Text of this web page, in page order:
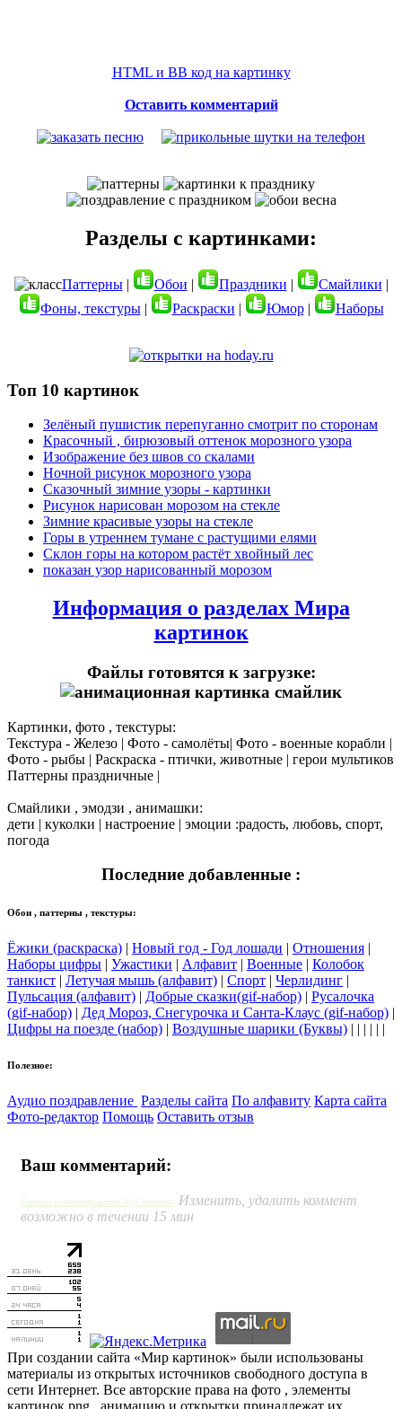
HTML и BB код на картинку
Оставить комментарий
Разделы с картинками:
Паттерны| Обои | Праздники | Смайлики |
Фоны, текстуры| Раскраски | Юмор| Наборы
Топ 10 картинок
Зелёный пушистик перепуганно смотрит по сторонам
Красочный , бирюзовый оттенок морозного узора
Изображение без швов со скалами
Ночной рисунок морозного узора
Сказочный зимние узоры - картинки
Рисунок нарисован морозом на стекле
Зимние красивые узоры на стекле
Горы в утреннем тумане с растущими елями
Склон горы на котором растёт хвойный лес
показан узор нарисованный морозом
Информация о разделах Мира
картинок
Файлы готовятся к загрузке:
Картинки, фото , текстуры:
Текстура - Железо | Фото - самолёты| Фото - военные корабли |
Фото - рыбы | Раскраска - птички, животные | герои мультиков
Паттерны праздничные |
Смайлики , эмодзи , анимашки:
дети | куколки | настроение | эмоции :радость, любовь, спорт,
погода
Последние добавленные :
Обои , паттерны , текстуры:
Ёжики (раскраска) | Новый год - Год лошади | Отношения |
Наборы цифры | Ужастики | Алфавит | Военные | Колобок
танкист | Летучая мышь (алфавит) | Спорт | Черлидинг |
Пульсация (алфавит) | Добрые сказки(gif-набор) | Русалочка
(gif-набор) | Дед Мороз, Снегурочка и Санта-Клаус (gif-набор) |
Цифры на поезде (набор) | Воздушные шарики (Буквы) | | | | | |
Полезное:
Аудио поздравление Разделы сайта По алфавиту Карта сайта
Фото-редактор Помощь Оставить отзыв
Ваш комментарий:
Система комментирования SigComments Изменить, удалить коммент
возможно в течении 15 мин
При создании сайта «Мир картинок» были использованы
материалы из открытых источников свободного доступа в
сети Интернет. Все авторские права на фото , элементы
картинок png , анимацию и открытки принадлежат их